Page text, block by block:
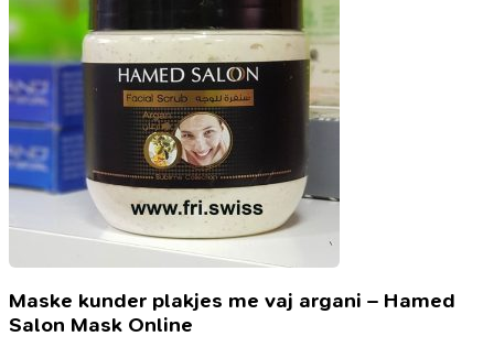
Maske kunder plakjes me vaj argani – Hamed
Salon Mask Online